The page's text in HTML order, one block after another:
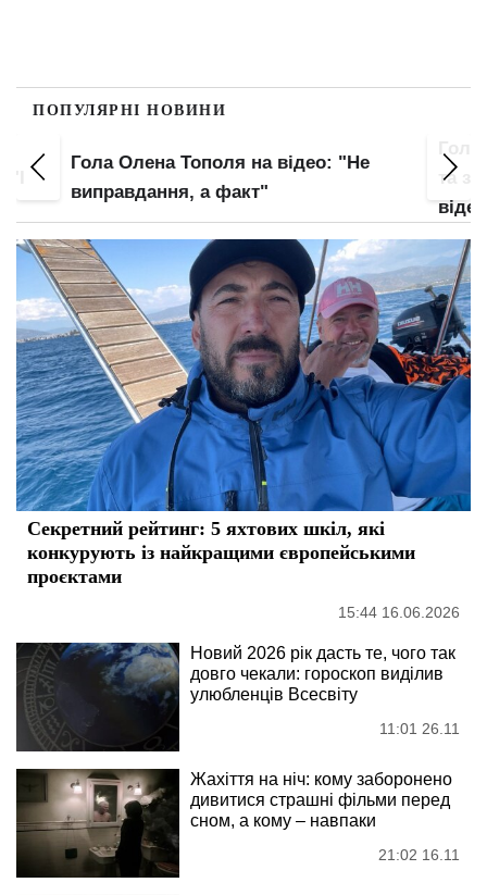
ПОПУЛЯРНІ НОВИНИ
та зону бікіні крупним планом: злив
відео – початок
Секретний рейтинг: 5 яхтових шкіл, які
конкурують із найкращими європейськими
проєктами
15:44 16.06.2026
Новий 2026 рік дасть те, чого так
довго чекали: гороскоп виділив
улюбленців Всесвіту
11:01 26.11
Жахіття на ніч: кому заборонено
дивитися страшні фільми перед
сном, а кому – навпаки
21:02 16.11